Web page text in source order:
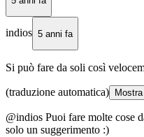
indios 5 anni fa
Si può fare da soli così
(traduzione automatica)
@indios Puoi fare molte cose
solo un suggerimento :)